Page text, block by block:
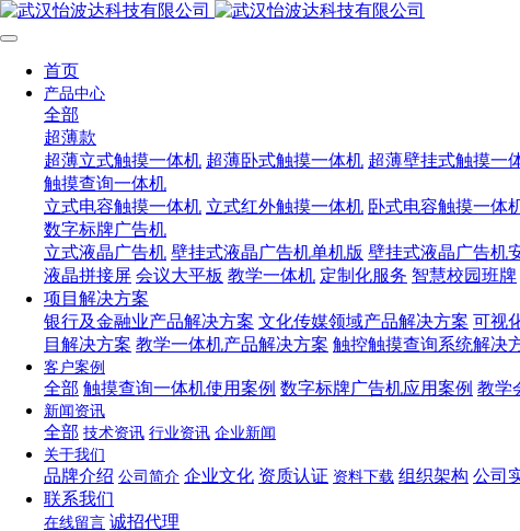
首页
产品中心
全部
超薄款
超薄立式触摸一体机 超薄卧式触摸一体机 超薄壁挂式触摸一
触摸查询一体机
立式电容触摸一体机 立式红外触摸一体机 卧式电容触摸一体
数字标牌广告机
立式液晶广告机 壁挂式液晶广告机单机版 壁挂式液晶广告机
液晶拼接屏 会议大平板 教学一体机 定制化服务 智慧校园班牌
项目解决方案
银行及金融业产品解决方案 文化传媒领域产品解决方案 可视
目解决方案 教学一体机产品解决方案 触控触摸查询系统解决
客户案例
全部 触摸查询一体机使用案例 数字标牌广告机应用案例 教学
新闻资讯
全部 技术资讯 行业资讯 企业新闻
关于我们
品牌介绍 公司简介 企业文化 资质认证 资料下载 组织架构 公司
联系我们
在线留言 诚招代理